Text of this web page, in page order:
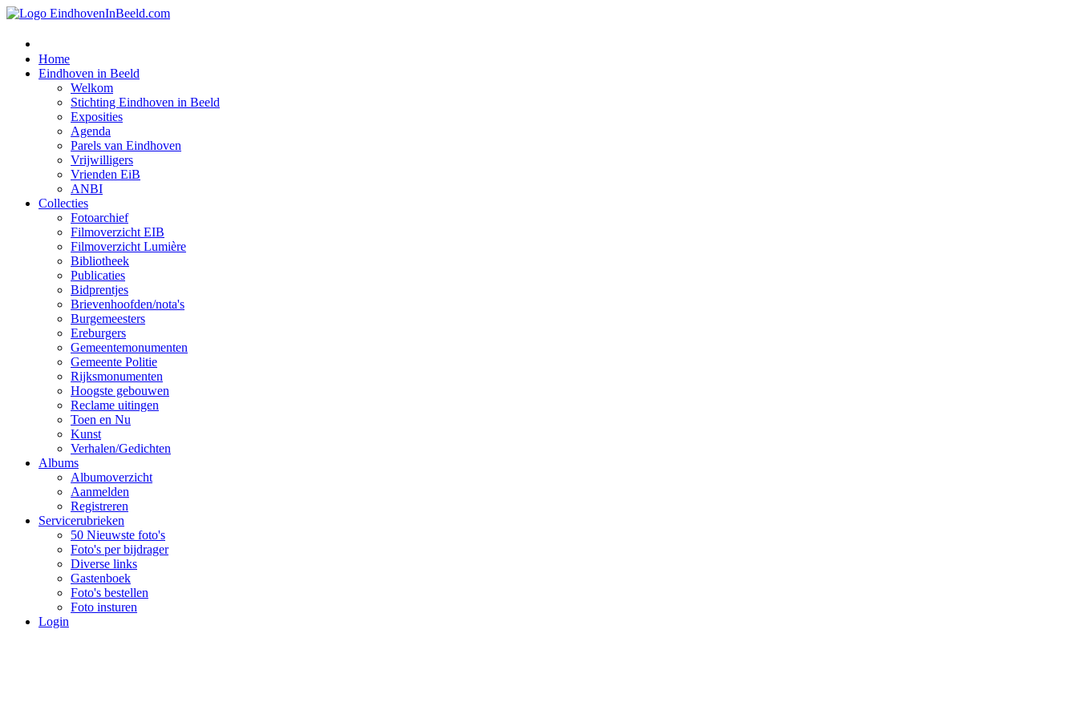
Home
Eindhoven in Beeld
Welkom
Stichting Eindhoven in Beeld
Exposities
Agenda
Parels van Eindhoven
Vrijwilligers
Vrienden EiB
ANBI
Collecties
Fotoarchief
Filmoverzicht EIB
Filmoverzicht Lumière
Bibliotheek
Publicaties
Bidprentjes
Brievenhoofden/nota's
Burgemeesters
Ereburgers
Gemeentemonumenten
Gemeente Politie
Rijksmonumenten
Hoogste gebouwen
Reclame uitingen
Toen en Nu
Kunst
Verhalen/Gedichten
Albums
Albumoverzicht
Aanmelden
Registreren
Servicerubrieken
50 Nieuwste foto's
Foto's per bijdrager
Diverse links
Gastenboek
Foto's bestellen
Foto insturen
Login